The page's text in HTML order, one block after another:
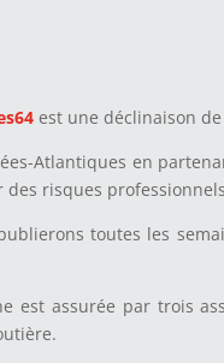
est une déclinaison
Atlantiques en
risques
toutes les
est assurée par trois